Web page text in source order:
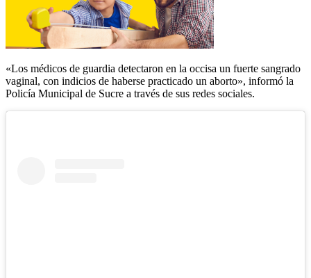
«Los médicos de guardia detectaron en la occisa un fuerte sangrado
vaginal, con indicios de haberse practicado un aborto», informó la
Policía Municipal de Sucre a través de sus redes sociales.